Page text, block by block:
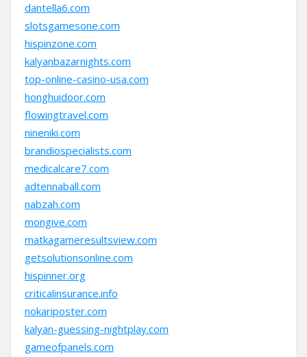
dantella6.com
slotsgamesone.com
hispinzone.com
kalyanbazarnights.com
top-online-casino-usa.com
honghuidoor.com
flowingtravel.com
nineniki.com
brandiospecialists.com
medicalcare7.com
adtennaball.com
nabzah.com
mongive.com
matkagameresultsview.com
getsolutionsonline.com
hispinner.org
criticalinsurance.info
nokariposter.com
kalyan-guessing-nightplay.com
gameofpanels.com